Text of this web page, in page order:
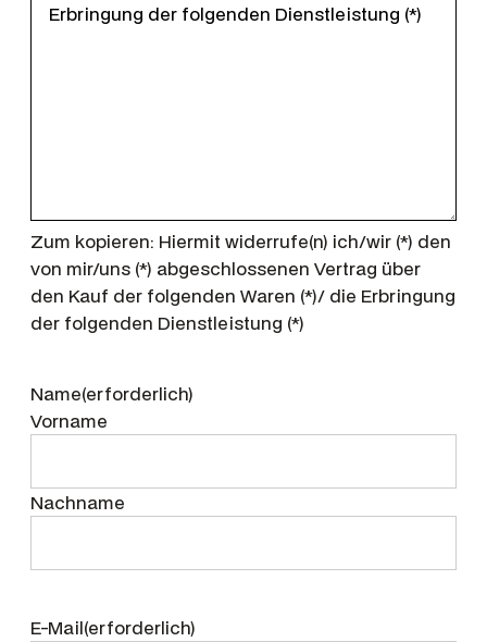
Zum kopieren: Hiermit widerrufe(n) ich/wir (*) den
von mir/uns (*) abgeschlossenen Vertrag über
den Kauf der folgenden Waren (*)/ die Erbringung
der folgenden Dienstleistung (*)
Name(erforderlich)
Vorname
Nachname
E-Mail(erforderlich)